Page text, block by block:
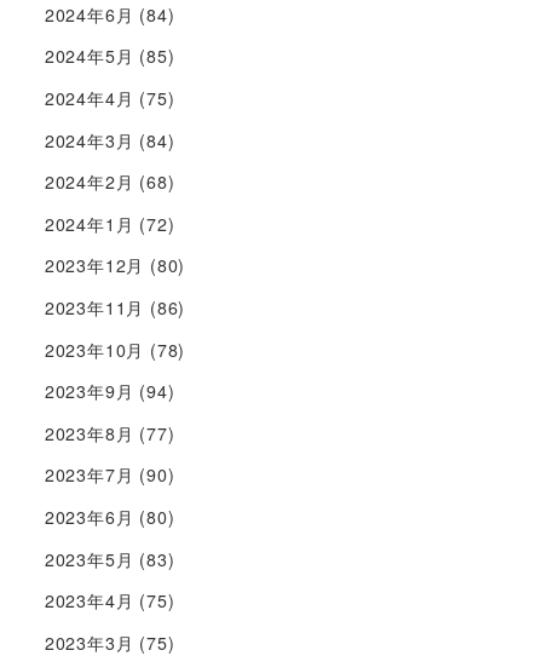
2024年6月 (84)
2024年5月 (85)
2024年4月 (75)
2024年3月 (84)
2024年2月 (68)
2024年1月 (72)
2023年12月 (80)
2023年11月 (86)
2023年10月 (78)
2023年9月 (94)
2023年8月 (77)
2023年7月 (90)
2023年6月 (80)
2023年5月 (83)
2023年4月 (75)
2023年3月 (75)